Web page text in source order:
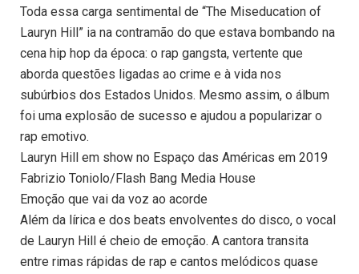
Toda essa carga sentimental de “The Miseducation of
Lauryn Hill” ia na contramão do que estava bombando na
cena hip hop da época: o rap gangsta, vertente que
aborda questões ligadas ao crime e à vida nos
subúrbios dos Estados Unidos. Mesmo assim, o álbum
foi uma explosão de sucesso e ajudou a popularizar o
rap emotivo.
Lauryn Hill em show no Espaço das Américas em 2019
Fabrizio Toniolo/Flash Bang Media House
Emoção que vai da voz ao acorde
Além da lírica e dos beats envolventes do disco, o vocal
de Lauryn Hill é cheio de emoção. A cantora transita
entre rimas rápidas de rap e cantos melódicos quase